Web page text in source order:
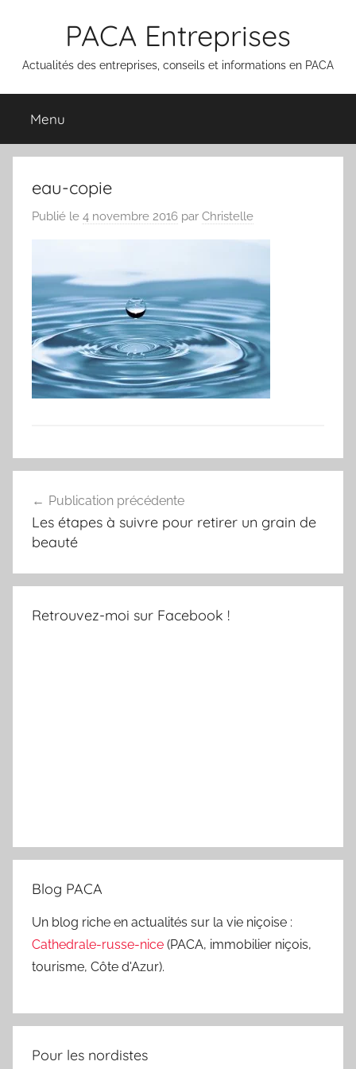
PACA Entreprises
Actualités des entreprises, conseils et informations en PACA
Menu
eau-copie
Publié le 4 novembre 2016 par Christelle
de
l’article
Publication précédente
Les étapes à suivre pour retirer un grain de
beauté
Retrouvez-moi sur Facebook !
Blog PACA
Un blog riche en actualités sur la vie niçoise :
Cathedrale-russe-nice (PACA, immobilier niçois,
tourisme, Côte d'Azur).
Pour les nordistes